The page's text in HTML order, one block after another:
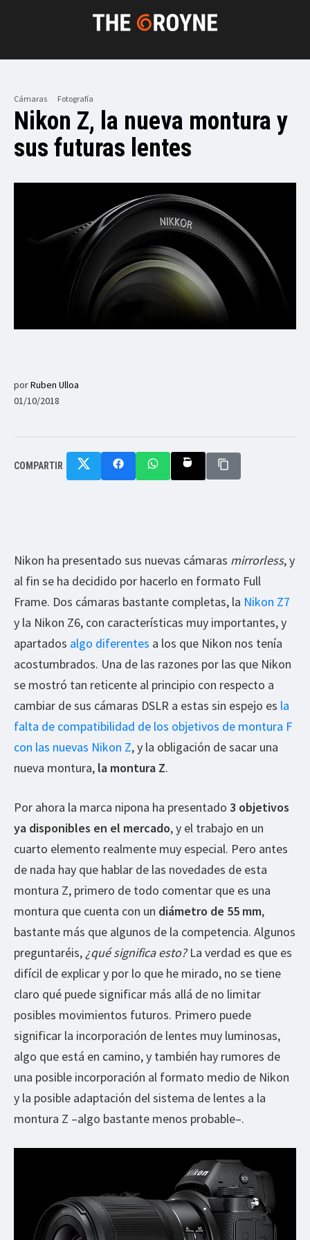
Cámaras Fotografía
Nikon Z, la nueva montura y
sus futuras lentes
porRuben Ulloa
01/10/2018
COMPARTIR
Nikon ha presentado sus nuevas cámaras mirrorless, y
al fin se ha decidido por hacerlo en formato Full
Frame. Dos cámaras bastante completas, la Nikon Z7
y la Nikon Z6, con características muy importantes, y
apartados algo diferentes a los que Nikon nos tenía
acostumbrados. Una de las razones por las que Nikon
se mostró tan reticente al principio con respecto a
cambiar de sus cámaras DSLR a estas sin espejo es la
falta de compatibilidad de los objetivos de montura F
con las nuevas Nikon Z, y la obligación de sacar una
nueva montura, la montura Z.
Por ahora la marca nipona ha presentado 3 objetivos
ya disponibles en el mercado, y el trabajo en un
cuarto elemento realmente muy especial. Pero antes
de nada hay que hablar de las novedades de esta
montura Z, primero de todo comentar que es una
montura que cuenta con un diámetro de 55 mm,
bastante más que algunos de la competencia. Algunos
preguntaréis, ¿qué significa esto?La verdad es que es
difícil de explicar y por lo que he mirado, no se tiene
claro qué puede significar más allá de no limitar
posibles movimientos futuros. Primero puede
significar la incorporación de lentes muy luminosas,
algo que está en camino, y también hay rumores de
una posible incorporación al formato medio de Nikon
y la posible adaptación del sistema de lentes a la
montura Z –algo bastante menos probable–.